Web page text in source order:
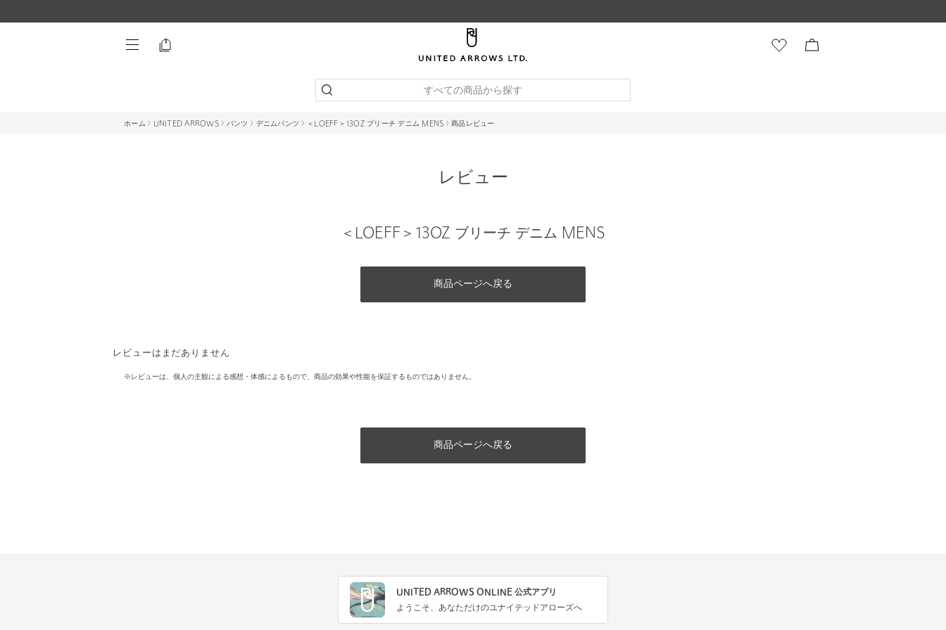
すべての商品から探す
ホーム UNITED ARROWS パンツ デニムパンツ ＜LOEFF＞13OZ ブリーチ デニム MENS 商品レビュー
レビュー
＜LOEFF＞13OZ ブリーチ デニム MENS
商品ページへ戻る
レビューはまだありません
※レビューは、個人の主観による感想・体感によるもので、商品の効果や性能を保証するものではありません。
商品ページへ戻る
UNITED ARROWS ONLINE 公式アプリ
ようこそ、あなただけのユナイテッドアローズへ